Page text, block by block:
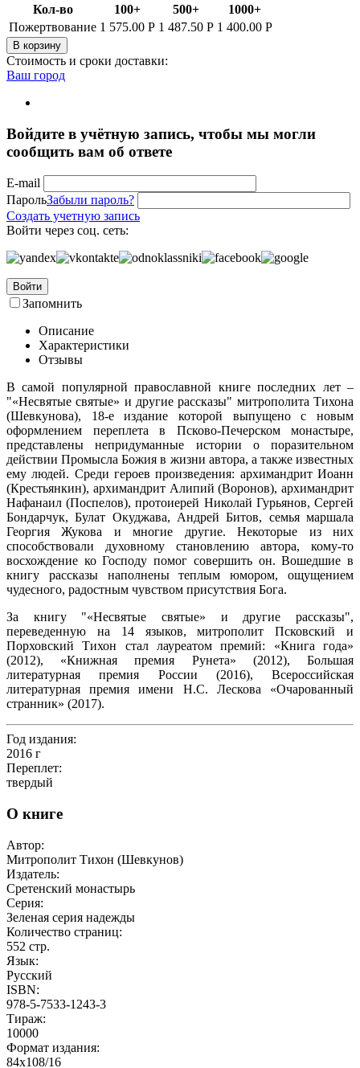
Кол-во 100+ 500+
1000+
Пожертвование 1 575.00 Р 1 487.50 Р 1 400.00 Р
В корзину
Стоимость и сроки доставки:
Ваш город
Войдите в учётную запись, чтобы мы могли
сообщить вам об ответе
E-mail
ПарольЗабыли пароль?
Создать учетную запись
Войти через соц. сеть:
Войти
Запомнить
Описание
Характеристики
Отзывы
В самой популярной православной книге последних лет –
"«Несвятые святые» и другие рассказы" митрополита Тихона
(Шевкунова), 18-е издание которой выпущено с новым
оформлением переплета в Псково-Печерском монастыре,
представлены непридуманные истории о поразительном
действии Промысла Божия в жизни автора, а также известных
ему людей. Среди героев произведения: архимандрит Иоанн
(Крестьянкин), архимандрит Алипий (Воронов), архимандрит
Нафанаил (Поспелов), протоиерей Николай Гурьянов, Сергей
Бондарчук, Булат Окуджава, Андрей Битов, семья маршала
Георгия Жукова и многие другие. Некоторые из них
способствовали духовному становлению автора, кому-то
восхождение ко Господу помог совершить он. Вошедшие в
книгу рассказы наполнены теплым юмором, ощущением
чудесного, радостным чувством присутствия Бога.
За книгу "«Несвятые святые» и другие рассказы",
переведенную на 14 языков, митрополит Псковский и
Порховский Тихон стал лауреатом премий: «Книга года»
(2012), «Книжная премия Рунета» (2012), Большая
литературная премия России (2016), Всероссийская
литературная премия имени Н.С. Лескова «Очарованный
странник» (2017).
Год издания:
2016 г
Переплет:
твердый
О книге
Автор:
Митрополит Тихон (Шевкунов)
Издатель:
Сретенский монастырь
Серия:
Зеленая серия надежды
Количество страниц:
552 стр.
Язык:
Русский
ISBN:
978-5-7533-1243-3
Тираж:
10000
Формат издания:
84x108/16